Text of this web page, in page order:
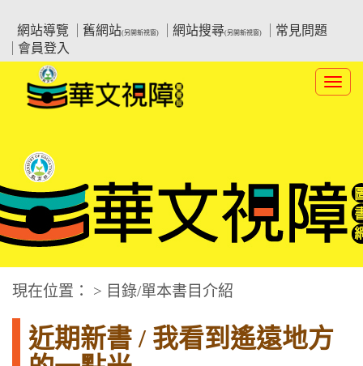
要
網站導覽
舊網站(另開新視窗) 網站搜尋(另開新視窗)
常見問題
會員登入
:::中央區塊
華文視障電子圖書網
現在位置： > 目錄/單本書目介紹
近期新書 / 我看到遙遠地方